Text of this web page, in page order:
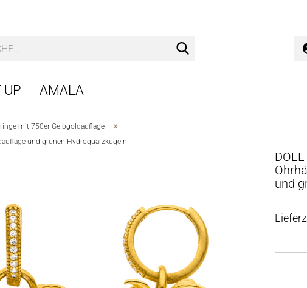
UP AMALA
mit 750er Gelbgoldauflage »
und grünen Hydroquarzkugeln
und